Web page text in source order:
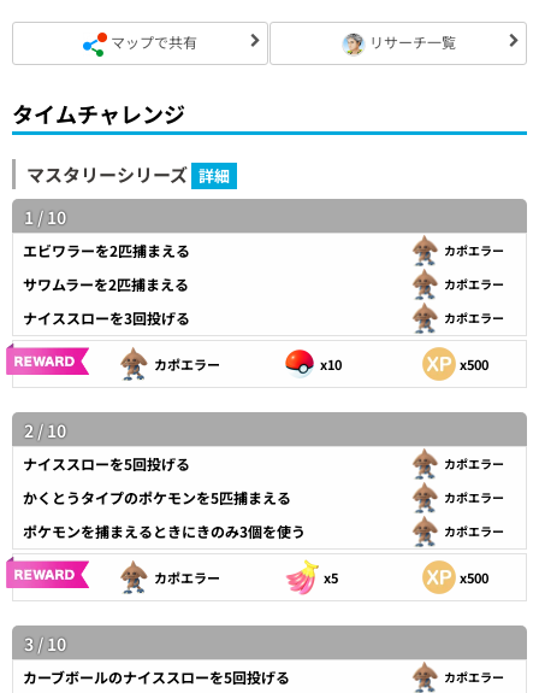
マップで共有 リサーチ一覧
タイムチャレンジ
マスタリーシリーズ 詳細
1 / 10
エビワラーを2匹捕まえる カポエラー
サワムラーを2匹捕まえる カポエラー
ナイススローを3回投げる カポエラー
カポエラー x10 x500
2 / 10
ナイススローを5回投げる カポエラー
かくとうタイプのポケモンを5匹捕まえる カポエラー
ポケモンを捕まえるときにきのみ3個を使う カポエラー
カポエラー x5 x500
3 / 10
カーブボールのナイススローを5回投げる カポエラー